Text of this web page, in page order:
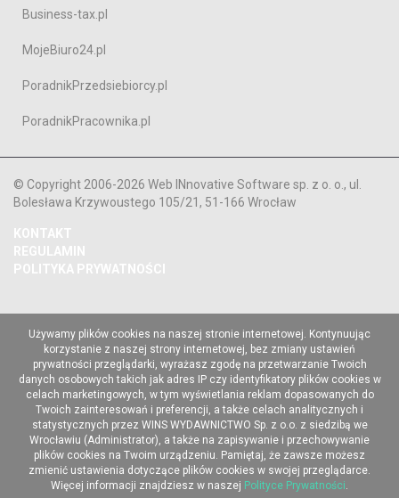
Business-tax.pl
MojeBiuro24.pl
PoradnikPrzedsiebiorcy.pl
PoradnikPracownika.pl
© Copyright 2006-2026 Web INnovative Software sp. z o. o., ul.
Bolesława Krzywoustego 105/21, 51-166 Wrocław
KONTAKT
REGULAMIN
POLITYKA PRYWATNOŚCI
Używamy plików cookies na naszej stronie internetowej. Kontynuując
korzystanie z naszej strony internetowej, bez zmiany ustawień
prywatności przeglądarki, wyrażasz zgodę na przetwarzanie Twoich
danych osobowych takich jak adres IP czy identyfikatory plików cookies w
celach marketingowych, w tym wyświetlania reklam dopasowanych do
Twoich zainteresowań i preferencji, a także celach analitycznych i
statystycznych przez WINS WYDAWNICTWO Sp. z o.o. z siedzibą we
Wrocławiu (Administrator), a także na zapisywanie i przechowywanie
plików cookies na Twoim urządzeniu. Pamiętaj, że zawsze możesz
zmienić ustawienia dotyczące plików cookies w swojej przeglądarce.
Więcej informacji znajdziesz w naszej Polityce Prywatności.